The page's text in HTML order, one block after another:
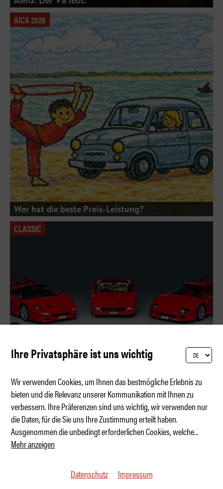
AICA 2026
Wer hat die beste Preis-Leistung?
CLASSIC
Fünf legendäre Ferraris – ein Preis
Ihre Privatsphäre ist uns wichtig
Wir verwenden Cookies, um Ihnen das bestmögliche Erlebnis zu
bieten und die Relevanz unserer Kommunikation mit Ihnen zu
verbessern. Ihre Präferenzen sind uns wichtig, wir verwenden nur
die Daten, für die Sie uns Ihre Zustimmung erteilt haben.
Ausgenommen die unbedingt erforderlichen Cookies, welche...
Mehr anzeigen
Datenschutz Impressum